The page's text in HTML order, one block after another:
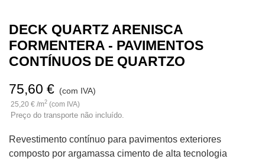
DECK QUARTZ ARENISCA
FORMENTERA - PAVIMENTOS
CONTÍNUOS DE QUARTZO
75,60 € (com IVA)
25,20 € /m2 (com IVA)
Preço do transporte não incluído.
Revestimento contínuo para pavimentos exteriores
composto por argamassa cimento de alta tecnologia